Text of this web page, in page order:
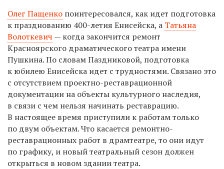
Олег Пащенко поинтересовался, как идет подготовка
к празднованию 400-летия Енисейска, а Татьяна
Волоткевич — когда закончится ремонт
Красноярского драматического театра имени
Пушкина. По словам Паздниковой, подготовка
к юбилею Енисейска идет с трудностями. Связано это
с отсутствием проектно-реставрационной
документации на объекты культурного наследия,
в связи с чем нельзя начинать реставрацию.
В настоящее время приступили к работам только
по двум объектам. Что касается ремонтно-
реставрационных работ в драмтеатре, то они идут
по графику, и новый театральный сезон должен
открыться в новом здании театра.